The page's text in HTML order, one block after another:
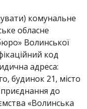
комунальне
обласне
Волинської
код
адреса:
будинок 21, місто
до
«Волинська